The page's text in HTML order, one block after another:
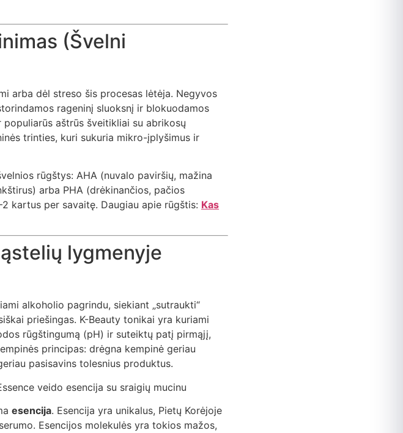
(Švelni
arba dėl streso šis procesas lėtėja. Negyvos
rageninį sluoksnį ir blokuodamos
aštrūs šveitikliai su abrikosų
trinties, kuri sukuria mikro-įplyšimus ir
rūgštys: AHA (nuvalo paviršių, mažina
arba PHA (drėkinančios, pačios
kartus per savaitę. Daugiau apie rūgštis: Kas
lygmenyje
alkoholio pagrindu, siekiant „sutraukti“
priešingas. K-Beauty tonikai yra kuriami
rūgštingumą (pH) ir suteiktų patį pirmąjį,
principas: drėgna kempinė geriau
pasisavins tolesnius produktus.
esencija. Esencija yra unikalus, Pietų Korėjoje
Esencijos molekulės yra tokios mažos,